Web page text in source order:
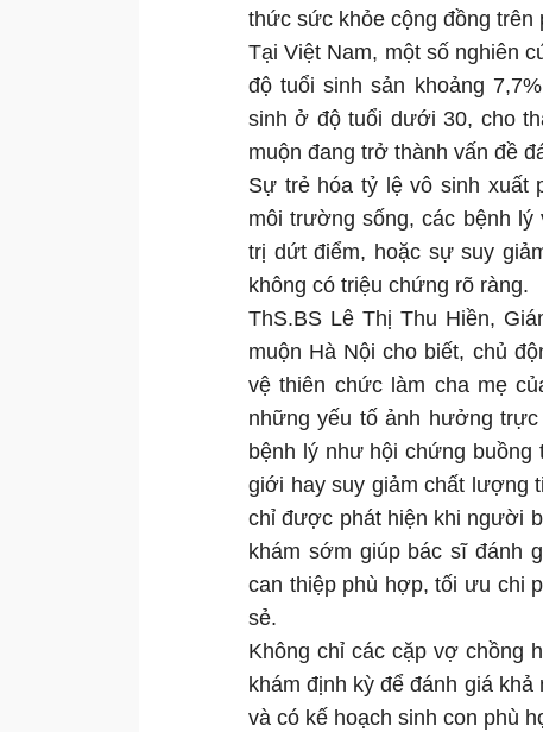
thức sức khỏe cộng đồng trên
Tại Việt Nam, một số nghiên
độ tuổi sinh sản khoảng
sinh ở độ tuổi dưới 30, cho
muộn đang trở thành vấn đề
Sự trẻ hóa tỷ lệ vô sinh xuất
môi trường sống, các bệnh lý
trị dứt điểm, hoặc sự suy
không có triệu chứng rõ ràng.
ThS.BS Lê Thị Thu Hiền,
muộn Hà Nội cho biết, chủ
vệ thiên chức làm cha mẹ
những yếu tố ảnh hưởng
bệnh lý như hội chứng
giới hay suy giảm chất lượng
chỉ được phát hiện khi người
khám sớm giúp bác sĩ đánh
can thiệp phù hợp, tối ưu chi
sẻ.
Không chỉ các cặp vợ chồng
khám định kỳ để đánh giá
và có kế hoạch sinh con phù